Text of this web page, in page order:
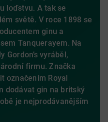
loďstvu. A tak se
světě. V roce 1898 se
ginu a
Tanquerayem. Na
Gordon’s vyráběl,
firmu. Značka
označením Royal
dodávat gin na britský
je nejprodávanějším